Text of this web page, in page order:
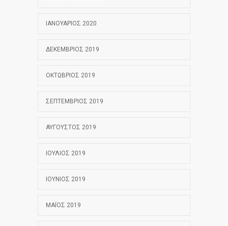
ΙΑΝΟΥΆΡΙΟΣ 2020
ΔΕΚΈΜΒΡΙΟΣ 2019
ΟΚΤΏΒΡΙΟΣ 2019
ΣΕΠΤΈΜΒΡΙΟΣ 2019
ΑΎΓΟΥΣΤΟΣ 2019
ΙΟΎΛΙΟΣ 2019
ΙΟΎΝΙΟΣ 2019
ΜΆΙΟΣ 2019